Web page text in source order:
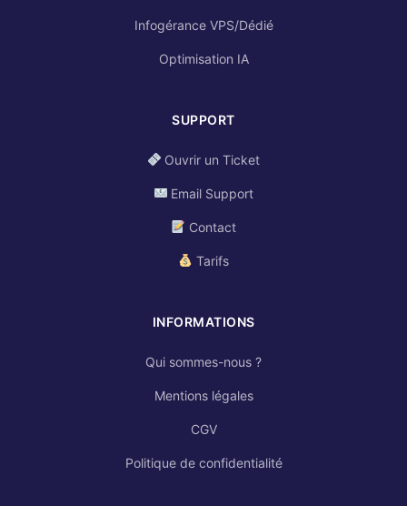
Infogérance VPS/Dédié
Optimisation IA
SUPPORT
Ouvrir un Ticket
Email Support
Contact
Tarifs
INFORMATIONS
Qui sommes-nous ?
Mentions légales
CGV
Politique de confidentialité